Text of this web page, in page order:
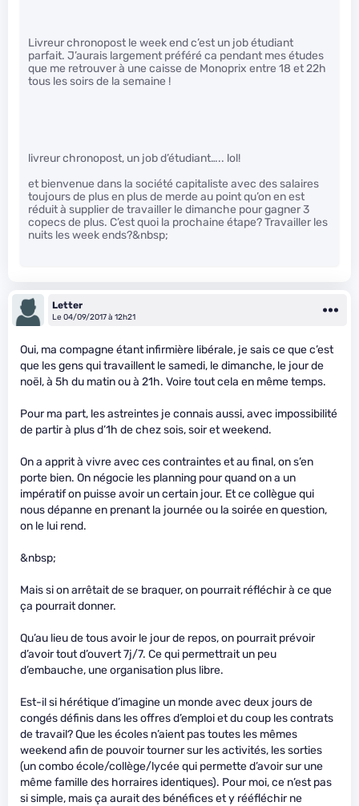
Livreur chronopost le week end c’est un job étudiant
parfait. J’aurais largement préféré ca pendant mes études
que me retrouver à une caisse de Monoprix entre 18 et 22h
tous les soirs de la semaine !
livreur chronopost, un job d’étudiant….. lol!
et bienvenue dans la société capitaliste avec des salaires
toujours de plus en plus de merde au point qu’on en est
réduit à supplier de travailler le dimanche pour gagner 3
copecs de plus. C’est quoi la prochaine étape? Travailler les
nuits les week ends?&nbsp;
Letter
Le 04/09/2017 à 12h21
Oui, ma compagne étant infirmière libérale, je sais ce que c’est
que les gens qui travaillent le samedi, le dimanche, le jour de
noël, à 5h du matin ou à 21h. Voire tout cela en même temps.
Pour ma part, les astreintes je connais aussi, avec impossibilité
de partir à plus d’1h de chez sois, soir et weekend.
On a apprit à vivre avec ces contraintes et au final, on s’en
porte bien. On négocie les planning pour quand on a un
impératif on puisse avoir un certain jour. Et ce collègue qui
nous dépanne en prenant la journée ou la soirée en question,
on le lui rend.
&nbsp;
Mais si on arrêtait de se braquer, on pourrait réfléchir à ce que
ça pourrait donner.
Qu’au lieu de tous avoir le jour de repos, on pourrait prévoir
d’avoir tout d’ouvert 7j/7. Ce qui permettrait un peu
d’embauche, une organisation plus libre.
Est-il si hérétique d’imagine un monde avec deux jours de
congés définis dans les offres d’emploi et du coup les contrats
de travail? Que les écoles n’aient pas toutes les mêmes
weekend afin de pouvoir tourner sur les activités, les sorties
(un combo école/collège/lycée qui permette d’avoir sur une
même famille des horraires identiques). Pour moi, ce n’est pas
si simple, mais ça aurait des bénéfices et y rééfléchir ne